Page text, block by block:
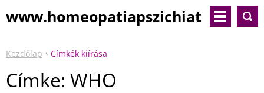
www.homeopatiapszichiat
Kezdőlap Címkék kiírása
Címke: WHO